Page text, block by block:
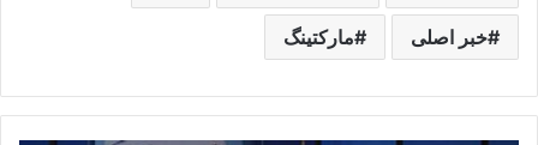
خبر اصلی مارکتینگ